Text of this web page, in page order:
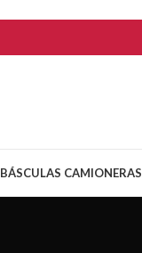
BÁSCULAS CAMIONERAS